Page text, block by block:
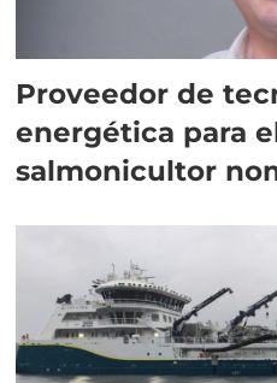
Proveedor de
energética para
salmonicultor